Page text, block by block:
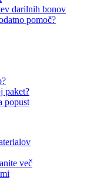
darilnih bonov
pomoč?
paket?
popust
več